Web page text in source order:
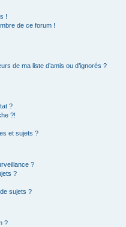
!
de ce forum !
de ma liste d’amis ou d’ignorés ?
?
?!
et sujets ?
?
?
sujets ?
?